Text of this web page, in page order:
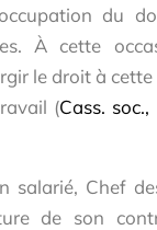
du
À cette
le droit à
(Cass.
salarié, Chef
de son